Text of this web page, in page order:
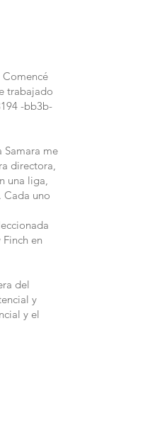
trabajado
-bb3b-
Samara me
directora,
una liga,
Cada uno
en
del
y
y el